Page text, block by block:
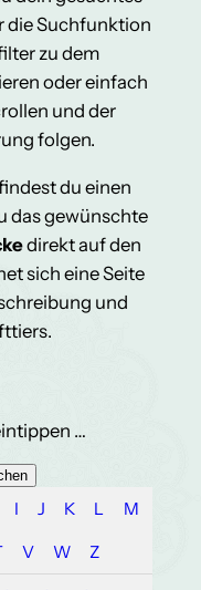
die Suchfunktion
zu dem
oder einfach
und der
folgen.
du einen
das gewünschte
direkt auf den
sich eine Seite
und
…
I J K L M
V W Z